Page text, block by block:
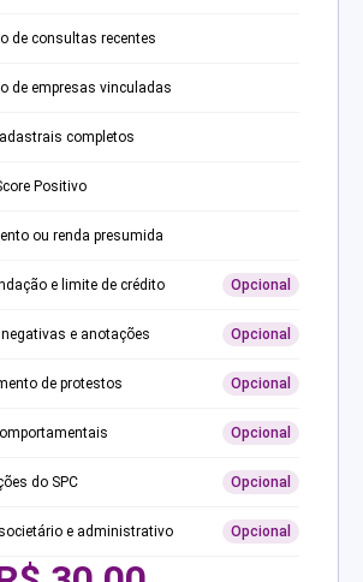
de consultas recentes
de empresas vinculadas
completos
Positivo
ou renda presumida
e limite de crédito Opcional
e anotações Opcional
de protestos Opcional
Opcional
do SPC Opcional
e administrativo Opcional